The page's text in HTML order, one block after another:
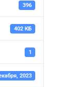
396
402 КБ
1
2023